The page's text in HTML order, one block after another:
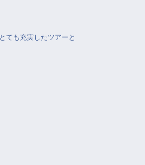
ても充実したツアーと